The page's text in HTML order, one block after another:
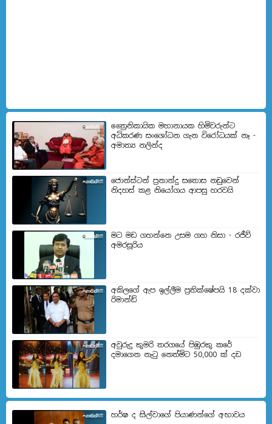
ත්‍රෛනිකායික මහානායක හිමිවරුන්ට
අධිකරණ සංශෝධන ගැන විරෝධයක් නෑ -
අමාත්‍ය නලින්ද
ජොන්ස්ටන් ප්‍රනාන්දු සතොස නඩුවෙන්
නිදහස් කළ නියෝගය ආපසු හරවයි
මට මඩ ගහන්නෙ උසම ගහ නිසා - රජීව්
අමරසූරිය
අකිලගේ ඇප ඉල්ලීම ප්‍රතික්ෂේපයි 18 දක්වා
රිමාන්ඩ්
අවුරුදු කුමරි තරගයේ පිඹුරකු කරේ
දමාගෙන නැටු නෙත්මිට 50,000 ක් දඩ
හර්ෂ ද සිල්වාගේ පියාණන්ගේ අභාවය